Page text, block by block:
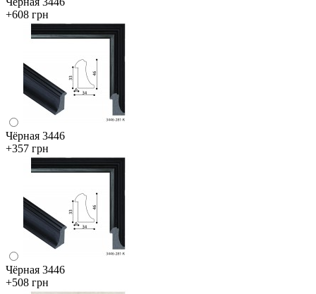
+608 грн
Чёрная 3446
+357 грн
Чёрная 3446
+508 грн